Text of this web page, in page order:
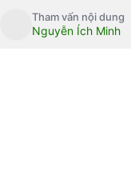
Tham vấn nội dung
Nguyễn Ích Minh